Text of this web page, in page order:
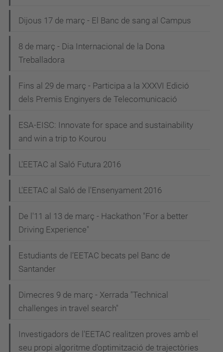
Dijous 17 de març - El Banc de sang al Campus
8 de març - Dia Internacional de la Dona
Treballadora
Fins al 29 de març - Participa a la XXXVI Edició
dels Premis Enginyers de Telecomunicació
ESA-EISC: Innovate for space and sustainability
and win a trip to Kourou
L'EETAC al Saló Futura 2016
L'EETAC al Saló de l'Ensenyament 2016
De l'11 al 13 de març - Hackathon "For a better
Driving Experience"
Estudiants de l’EETAC becats pel Banc de
Santander
Dimecres 9 de març - Xerrada "Technical
challenges in travel search"
Investigadors de l'EETAC realitzen proves amb el
seu propi algoritme d'optimització de trajectòries